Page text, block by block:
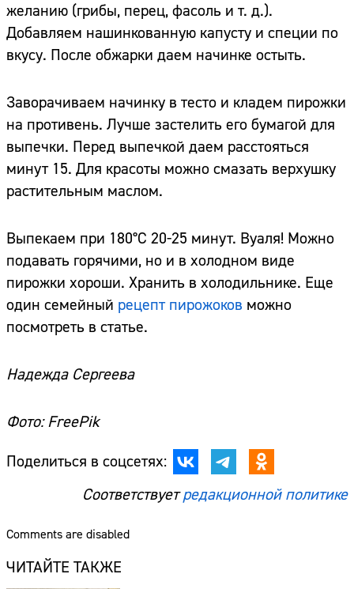
желанию (грибы, перец, фасоль и т. д.).
Добавляем нашинкованную капусту и специи по
вкусу. После обжарки даем начинке остыть.
Заворачиваем начинку в тесто и кладем пирожки
на противень. Лучше застелить его бумагой для
выпечки. Перед выпечкой даем расстояться
минут 15. Для красоты можно смазать верхушку
растительным маслом.
Выпекаем при 180°С 20-25 минут. Вуаля! Можно
подавать горячими, но и в холодном виде
пирожки хороши. Хранить в холодильнике. Еще
один семейный рецепт пирожоков можно
посмотреть в статье.
Надежда Сергеева
Фото: FreePik
Поделиться в соцсетях:
Соответствуетредакционной политике
Comments are disabled
ЧИТАЙТЕ ТАКЖЕ